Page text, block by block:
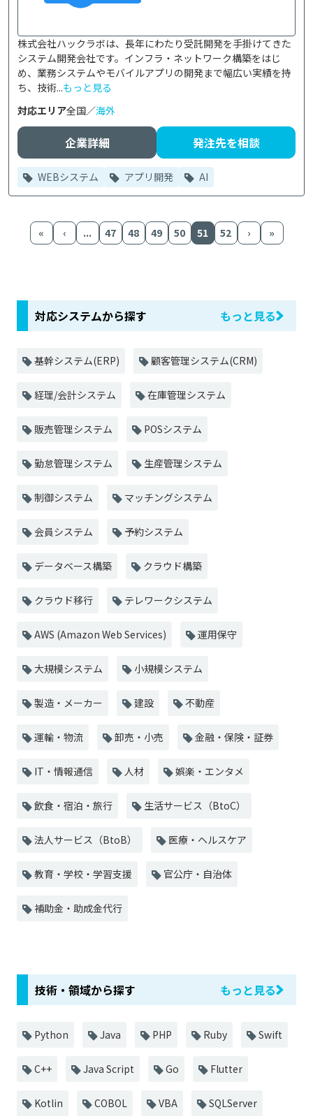
株式会社ハックラボは、長年にわたり受託開発を手掛けてきた
システム開発会社です。インフラ・ネットワーク構築をはじ
め、業務システムやモバイルアプリの開発まで幅広い実績を持
ち、技術...もっと見る
対応エリア全国／海外
企業詳細 発注先を相談
WEBシステム アプリ開発 AI
« ‹ ... 47 48 49 50 51 52 › »
対応システムから探す もっと見る
基幹システム(ERP) 顧客管理システム(CRM)
経理/会計システム 在庫管理システム
販売管理システム POSシステム
勤怠管理システム 生産管理システム
制御システム マッチングシステム
会員システム 予約システム
データベース構築 クラウド構築
クラウド移行 テレワークシステム
AWS (Amazon Web Services) 運用保守
大規模システム 小規模システム
製造・メーカー 建設 不動産
運輸・物流 卸売・小売 金融・保険・証券
IT・情報通信 人材 娯楽・エンタメ
飲食・宿泊・旅行 生活サービス（BtoC）
法人サービス（BtoB） 医療・ヘルスケア
教育・学校・学習支援 官公庁・自治体
補助金・助成金代行
技術・領域から探す もっと見る
Python Java PHP Ruby Swift
C++ Java Script Go Flutter
Kotlin COBOL VBA SQLServer